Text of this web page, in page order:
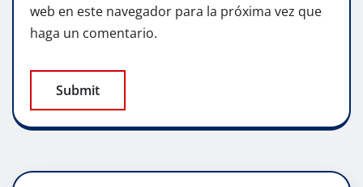
web en este navegador para la próxima vez que
haga un comentario.